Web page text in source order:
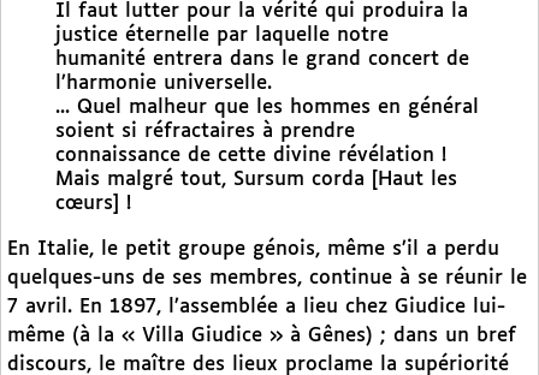
Il faut lutter pour la vérité qui produira la
justice éternelle par laquelle notre
humanité entrera dans le grand concert de
l’harmonie universelle.
... Quel malheur que les hommes en général
soient si réfractaires à prendre
connaissance de cette divine révélation !
Mais malgré tout, Sursum corda [Haut les
cœurs] !
En Italie, le petit groupe génois, même s’il a perdu
quelques-uns de ses membres, continue à se réunir le
7 avril. En 1897, l’assemblée a lieu chez Giudice lui-
même (à la « Villa Giudice » à Gênes) ; dans un bref
discours, le maître des lieux proclame la supériorité